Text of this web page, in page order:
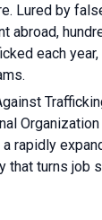
Lured by
abroad,
each
rapidly
that turns job